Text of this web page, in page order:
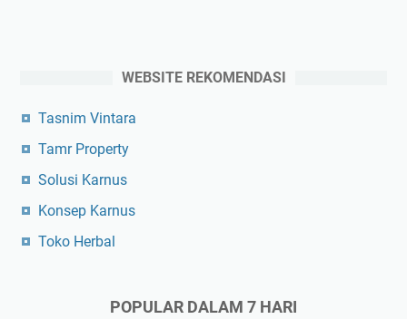
WEBSITE REKOMENDASI
Tasnim Vintara
Tamr Property
Solusi Karnus
Konsep Karnus
Toko Herbal
POPULAR DALAM 7 HARI